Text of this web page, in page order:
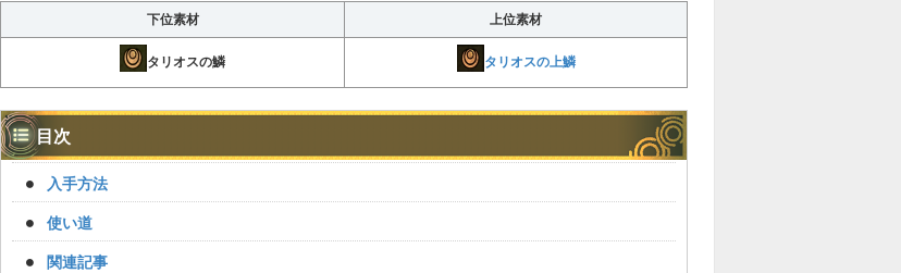
下位素材 上位素材
タリオスの鱗 タリオスの上鱗
目次
入手方法
使い道
関連記事